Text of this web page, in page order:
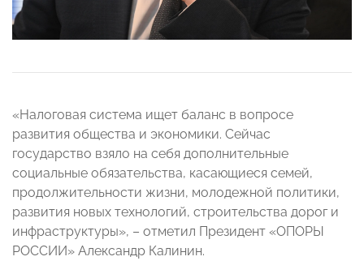
«Налоговая система ищет баланс в вопросе
развития общества и экономики. Сейчас
государство взяло на себя дополнительные
социальные обязательства, касающиеся семей,
продолжительности жизни, молодежной политики,
развития новых технологий, строительства дорог и
инфраструктуры», – отметил Президент «ОПОРЫ
РОССИИ» Александр Калинин.